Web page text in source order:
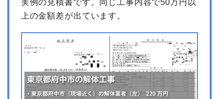
実例の見積書です。同じ工事内容で50万円以
上の金額差が出ています。